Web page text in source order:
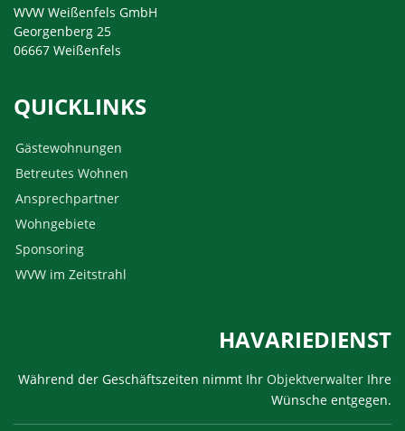
WVW Weißenfels GmbH
Georgenberg 25
06667 Weißenfels
QUICKLINKS
Gästewohnungen
Betreutes Wohnen
Ansprechpartner
Wohngebiete
Sponsoring
WVW im Zeitstrahl
HAVARIEDIENST
Während der Geschäftszeiten nimmt Ihr Objektverwalter Ihre
Wünsche entgegen.